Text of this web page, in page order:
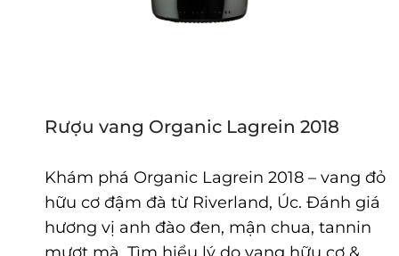
Rượu vang Organic Lagrein 2018
Khám phá Organic Lagrein 2018 – vang đỏ
hữu cơ đậm đà từ Riverland, Úc. Đánh giá
hương vị anh đào đen, mận chua, tannin